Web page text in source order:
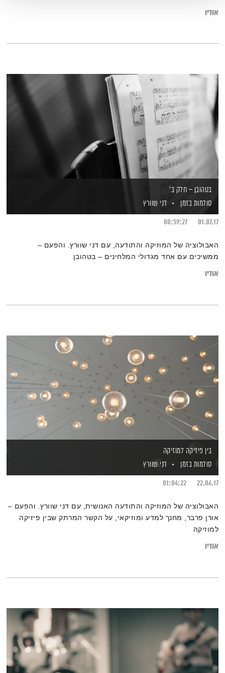
אודיו
בטהובן – חלק ב'
סולמות בזמן
דני שוורץ
01.07.17
00:59:27
האבולוציה של המוזיקה והתודעה, עם דני שוורץ. והפעם –
ממשיכים עם אחד מגדולי המלחינים – בטהובן
אודיו
בין פיזיקה למוזיקה
סולמות בזמן
דני שוורץ
22.06.17
01:04:22
האבולוציה של המוזיקה והתודעה האנושית, עם דני שוורץ. והפעם –
אורן פרבר, מחנך למדע ומוזיקאי, על הקשר המרתק שבין פיזיקה
למוזיקה
אודיו